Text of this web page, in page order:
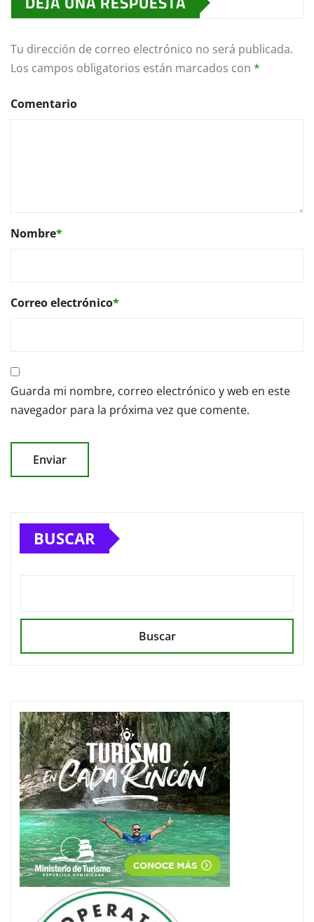
Tu dirección de correo electrónico no será publicada.
Los campos obligatorios están marcados con *
Comentario
Nombre*
Correo electrónico*
Guarda mi nombre, correo electrónico y web en este
navegador para la próxima vez que comente.
BUSCAR
Buscar